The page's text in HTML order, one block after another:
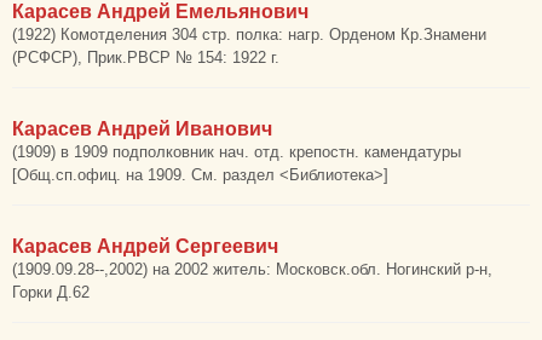
Карасев Андрей Емельянович
(1922) Комотделения 304 стр. полка: нагр. Орденом Кр.Знамени
(РСФСР), Прик.РВСР № 154: 1922 г.
Карасев Андрей Иванович
(1909) в 1909 подполковник нач. отд. крепостн. камендатуры
[Общ.сп.офиц. на 1909. См. раздел <Библиотека>]
Карасев Андрей Сергеевич
(1909.09.28--,2002) на 2002 житель: Московск.обл. Ногинский р-н,
Горки Д.62